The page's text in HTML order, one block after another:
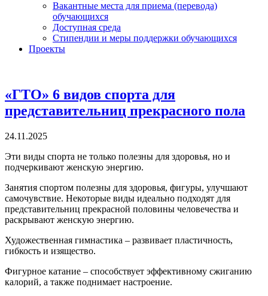
Вакантные места для приема (перевода)
обучающихся
Доступная среда
Стипендии и меры поддержки обучающихся
Проекты
«ГТО» 6 видов спорта для
представительниц прекрасного пола
24.11.2025
Эти виды спорта не только полезны для здоровья, но и
подчеркивают женскую энергию.
Занятия спортом полезны для здоровья, фигуры, улучшают
самочувствие. Некоторые виды идеально подходят для
представительниц прекрасной половины человечества и
раскрывают женскую энергию.
Художественная гимнастика – развивает пластичность,
гибкость и изящество.
Фигурное катание – способствует эффективному сжиганию
калорий, а также поднимает настроение.